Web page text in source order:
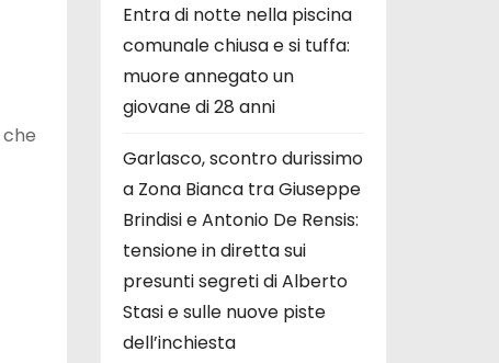
che
Entra di notte nella piscina
comunale chiusa e si tuffa:
muore annegato un
giovane di 28 anni
Garlasco, scontro durissimo
a Zona Bianca tra Giuseppe
Brindisi e Antonio De Rensis:
tensione in diretta sui
presunti segreti di Alberto
Stasi e sulle nuove piste
dell’inchiesta